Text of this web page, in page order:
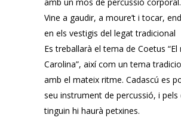
Vine a gaudir, a moure’t i tocar,
en els vestigis del legat tradicional
Es treballarà el tema de Coetus “El
Carolina”, així com un tema
amb el mateix ritme. Cadascú es
seu instrument de percussió, i pels
tinguin hi haurà petxines.